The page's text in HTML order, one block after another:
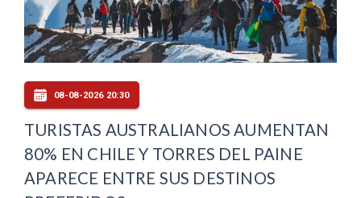
08-08-2026 20:30
TURISTAS AUSTRALIANOS AUMENTAN
80% EN CHILE Y TORRES DEL PAINE
APARECE ENTRE SUS DESTINOS